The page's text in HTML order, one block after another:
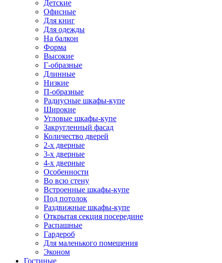
Детские
Офисные
Для книг
Для одежды
На балкон
Форма
Высокие
Г-образные
Длинные
Низкие
П-образные
Радиусные шкафы-купе
Широкие
Угловые шкафы-купе
Закругленный фасад
Количество дверей
2-х дверные
3-х дверные
4-х дверные
Особенности
Во всю стену
Встроенные шкафы-купе
Под потолок
Раздвижные шкафы-купе
Открытая секция посередине
Распашные
Гардероб
Для маленького помещения
Эконом
Гостиные